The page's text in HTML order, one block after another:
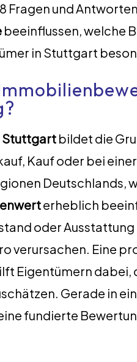
Fragen und
beeinflussen, welche
in Stuttgart
Stuttgartbildet die
Kauf oder bei
Deutschlands,
erheblich
oder
verursachen. Eine
Eigentümern
Gerade in
fundierte